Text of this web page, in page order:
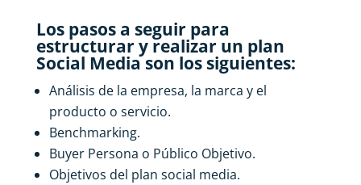
Los pasos a seguir para
estructurar y realizar un plan
Social Media son los siguientes:
Análisis de la empresa, la marca y el
producto o servicio.
Benchmarking.
Buyer Persona o Público Objetivo.
Objetivos del plan social media.